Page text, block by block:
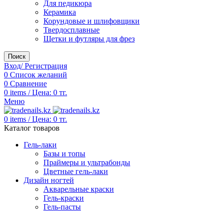
Для педикюра
Керамика
Корундовые и шлифовщики
Твердосплавные
Щетки и футляры для фрез
Поиск
Вход/ Регистрация
0 Список желаний
0 Сравнение
0 items / Цена: 0 тг.
Меню
0 items / Цена: 0 тг.
Каталог товаров
Гель-лаки
Базы и топы
Праймеры и ультрабонды
Цветные гель-лаки
Дизайн ногтей
Акварельные краски
Гель-краски
Гель-пасты